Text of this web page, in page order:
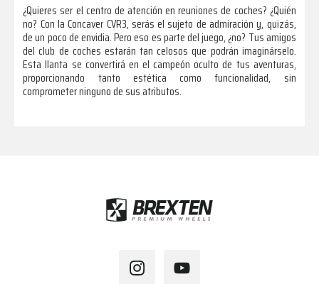
¿Quieres ser el centro de atención en reuniones de coches? ¿Quién
no? Con la Concaver CVR3, serás el sujeto de admiración y, quizás,
de un poco de envidia. Pero eso es parte del juego, ¿no? Tus amigos
del club de coches estarán tan celosos que podrán imaginárselo.
Esta llanta se convertirá en el campeón oculto de tus aventuras,
proporcionando tanto estética como funcionalidad, sin
comprometer ninguno de sus atributos.